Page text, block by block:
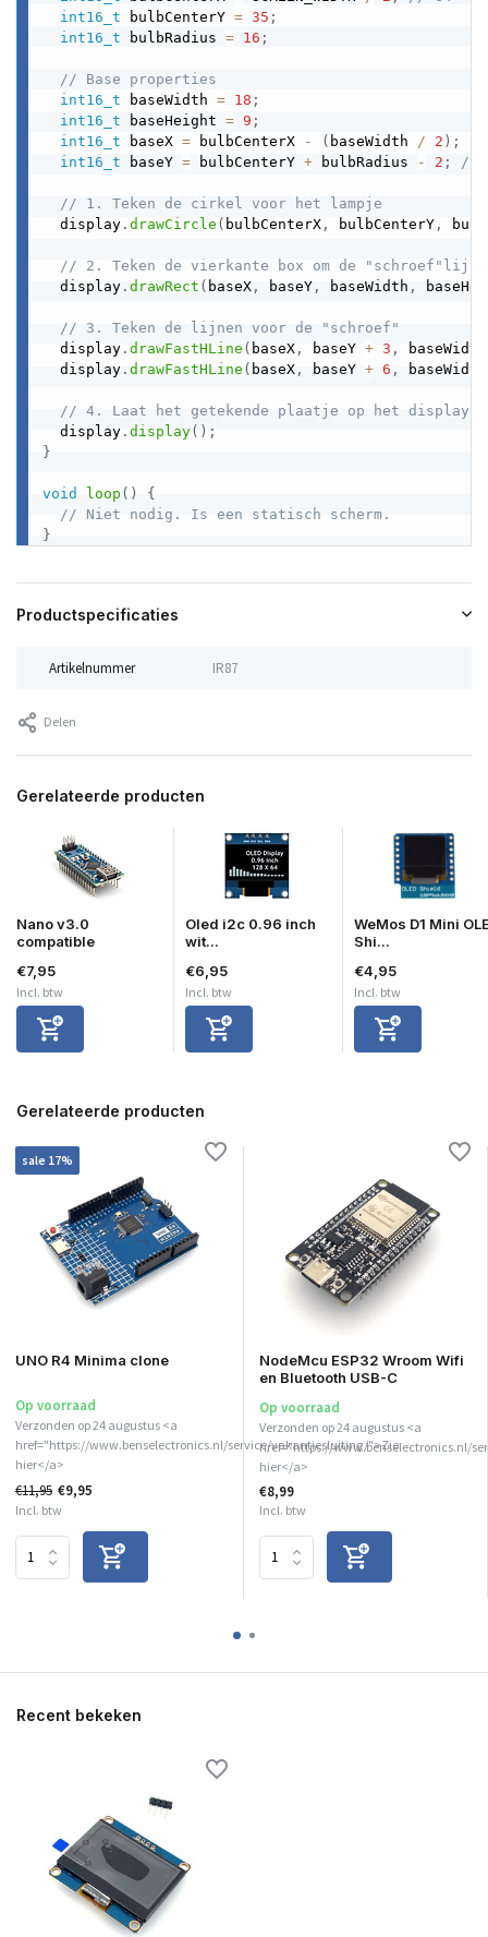
int16_t bulbCenterY = 35 ;
int16_t bulbRadius = 16 ;
// Base properties
int16_t baseWidth = 18 ;
int16_t baseHeight = 9 ;
int16_t baseX = bulbCenterX - ( baseWidth / 2 ) ;
int16_t baseY = bulbCenterY + bulbRadius - 2 ; //
// 1. Teken de cirkel voor het lampje
  display
. drawCircle ( bulbCenterX , bulbCenterY ,
// 2. Teken de vierkante box om de
  display
. drawRect ( baseX , baseY , baseWidth ,
// 3. Teken de lijnen voor de "schroef"
  display
. drawFastHLine ( baseX , baseY + 3 , baseWidth
  display
. drawFastHLine ( baseX , baseY + 6 , baseWidth
// 4. Laat het getekende plaatje op het display
  display
. display( ) ;
}
void loop ( )
{
// Niet nodig. Is een statisch scherm.
}
Productspecificaties
Artikelnummer IR87
Delen
Gerelateerde producten
Nano v3.0
compatible
€7,95
Incl. btw
Oled i2c 0.96 inch
wit...
€6,95
Incl. btw
WeMos D1 Mini
Shi...
€4,95
Incl. btw
Gerelateerde producten
sale 17%
UNO R4 Minima clone
Op voorraad
Verzonden op 24 augustus <a
href="https://www.benselectronics.nl/service/vakantiesluiting/">Zie
hier</a>
€11,95 €9,95
Incl. btw
NodeMcu ESP32 Wroom Wifi
en Bluetooth USB-C
Op voorraad
Verzonden op 24 augustus <a
href="https://www.benselectronics.nl/
hier</a>
€8,99
Incl. btw
Recent bekeken